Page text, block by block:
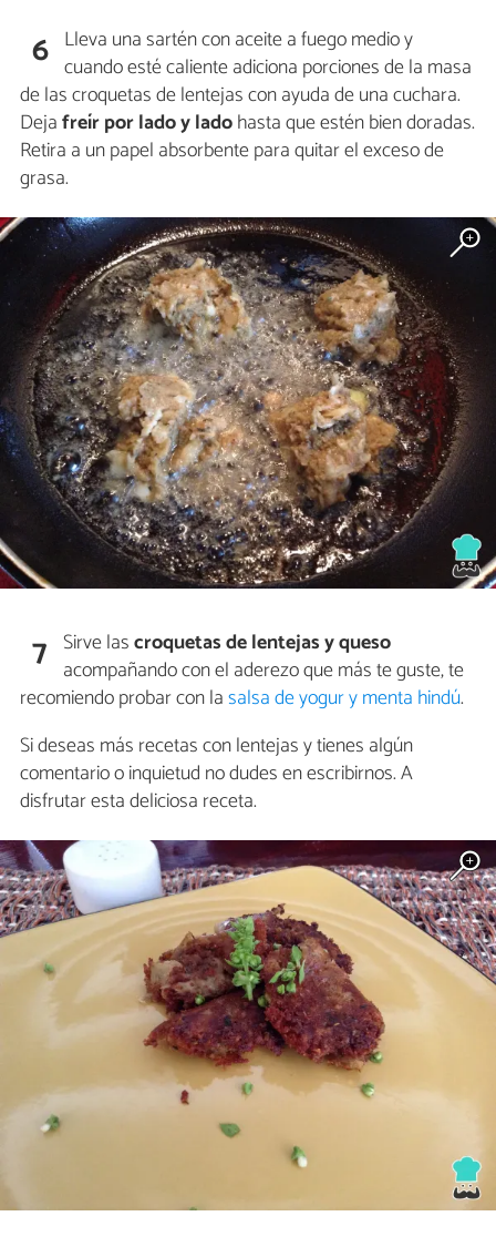
6 Lleva una sartén con aceite a fuego medio y
cuando esté caliente adiciona porciones de la masa
de las croquetas de lentejas con ayuda de una cuchara.
Dejafreír por lado y ladohasta que estén bien doradas.
Retira a un papel absorbente para quitar el exceso de
grasa.
7 Sirve lascroquetas de lentejas y queso
acompañando con el aderezo que más te guste, te
recomiendo probar con lasalsa de yogur y menta hindú.
Si deseas más recetas con lentejas y tienes algún
comentario o inquietud no dudes en escribirnos. A
disfrutar esta deliciosa receta.